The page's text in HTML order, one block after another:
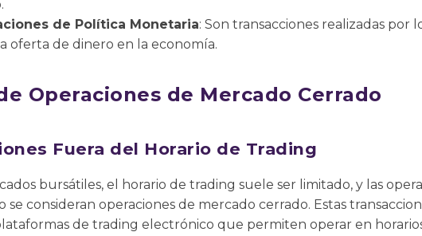
de Política Monetaria: Son transacciones realizadas por
oferta de dinero en la economía.
Operaciones de Mercado Cerrado
Fuera del Horario de Trading
bursátiles, el horario de trading suele ser limitado, y las
se consideran operaciones de mercado cerrado. Estas
de trading electrónico que permiten operar en